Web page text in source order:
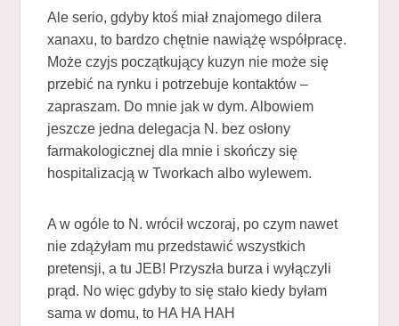
Ale serio, gdyby ktoś miał znajomego dilera
xanaxu, to bardzo chętnie nawiążę współpracę.
Może czyjs początkujący kuzyn nie może się
przebić na rynku i potrzebuje kontaktów –
zapraszam. Do mnie jak w dym. Albowiem
jeszcze jedna delegacja N. bez osłony
farmakologicznej dla mnie i skończy się
hospitalizacją w Tworkach albo wylewem.
A w ogóle to N. wrócił wczoraj, po czym nawet
nie zdążyłam mu przedstawić wszystkich
pretensji, a tu JEB! Przyszła burza i wyłączyli
prąd. No więc gdyby to się stało kiedy byłam
sama w domu, to HA HA HAH